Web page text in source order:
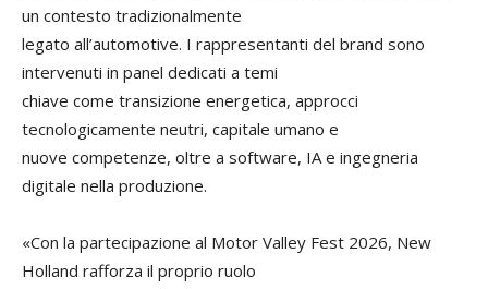
un contesto tradizionalmente
legato all’automotive. I rappresentanti del brand sono
intervenuti in panel dedicati a temi
chiave come transizione energetica, approcci
tecnologicamente neutri, capitale umano e
nuove competenze, oltre a software, IA e ingegneria
digitale nella produzione.
«Con la partecipazione al Motor Valley Fest 2026, New
Holland rafforza il proprio ruolo